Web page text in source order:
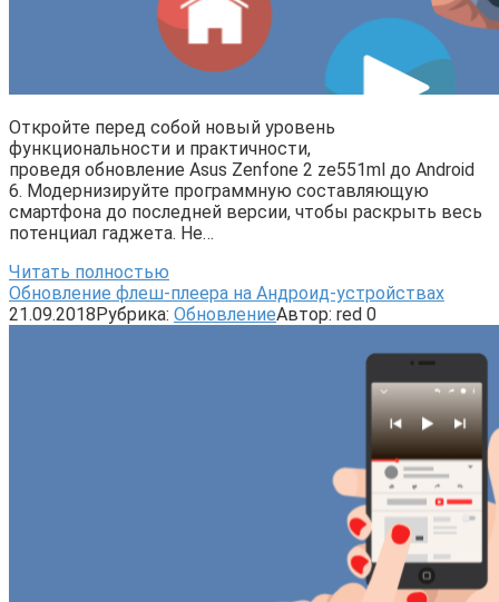
Откройте перед собой новый уровень
функциональности и практичности,
проведя обновление Asus Zenfone 2 ze551ml до Android
6. Модернизируйте программную составляющую
смартфона до последней версии, чтобы раскрыть весь
потенциал гаджета. Не…
Читать полностью
Обновление флеш-плеера на Андроид-устройствах
21.09.2018Рубрика: ОбновлениеАвтор: red 0